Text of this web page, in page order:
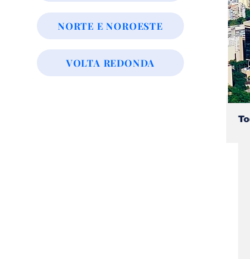
NORTE E NOROESTE
VOLTA REDONDA